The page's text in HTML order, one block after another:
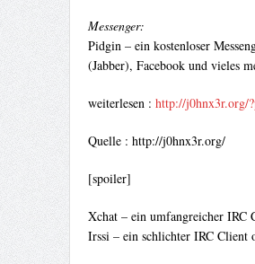
Messenger:
Pidgin – ein kostenloser
(Jabber), Facebook und vieles
weiterlesen : http://j0hnx3r.org/
Quelle : http://j0hnx3r.org/
[spoiler]
Xchat – ein umfangreicher IRC
Irssi – ein schlichter IRC Client